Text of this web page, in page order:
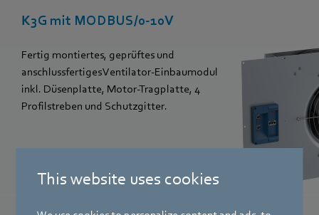
This website uses cookies
K3G mit MODBUS/0-10V
Fertig montiertes, geprüftes und
anschlussfertiges Ventilator-Einbaumodul
inkl. Düsenplatte, Motor-Tragplatte, 4
Profilstreben und Schutzgitter.